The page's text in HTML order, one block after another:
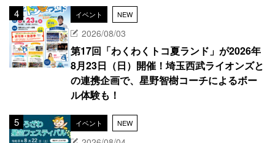
イベント NEW
2026/08/03
第17回「わくわくトコ夏ランド」が2026年
8月23日（日）開催！埼玉西武ライオンズと
の連携企画で、星野智樹コーチによるボー
ル体験も！
イベント NEW